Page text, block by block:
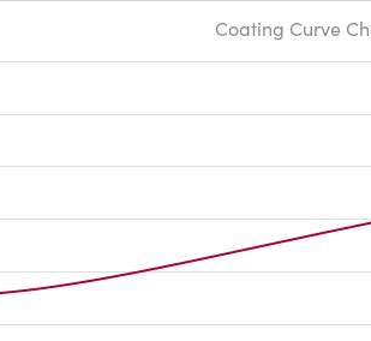
Coating Curve